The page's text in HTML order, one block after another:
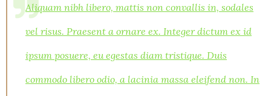
Aliquam nibh libero, mattis non convallis in, sodales
vel risus. Praesent a ornare ex. Integer dictum ex id
ipsum posuere, eu egestas diam tristique. Duis
commodo libero odio, a lacinia massa eleifend non. In